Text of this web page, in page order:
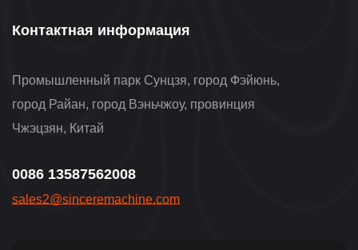
Контактная информация
Промышленный парк Сунцзя, город Фэйюнь,
город Райан, город Вэньчжоу, провинция
Чжэцзян, Китай
0086 13587562008
sales2@sinceremachine.com